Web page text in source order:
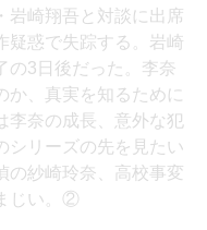
岩崎翔吾と対談に出席
疑惑で失踪する。岩崎
の3日後だった。李奈
か、真実を知るために
李奈の成長、意外な犯
シリーズの先を見たい
の紗崎玲奈、高校事変
じい。②